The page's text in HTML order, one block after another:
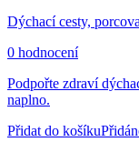
Dýchací cesty,
0 hodnocení
Podpořte zdraví
naplno.
Přidat do košíku